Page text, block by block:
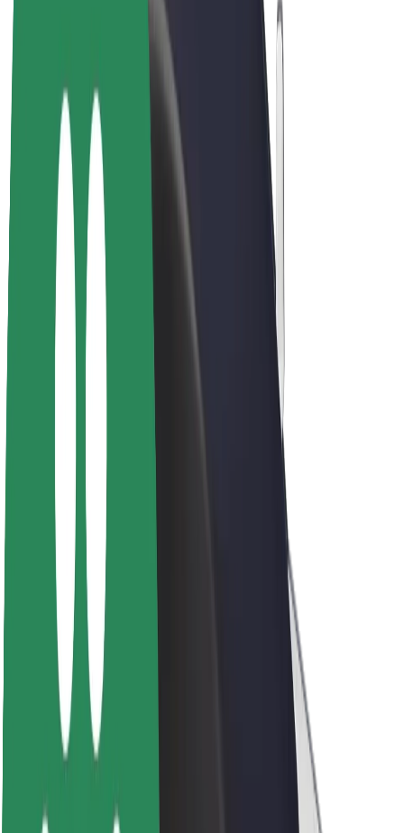
Colabora con Bolt
Conductores
Ingresos de conductor/a
Repartidores
Ingresos de repartidor
Comercios de Bolt Food
Franquicias
Blog
Directrices de la marca
Misión
Relación con inversores
Liderazgo
Marca
Medios